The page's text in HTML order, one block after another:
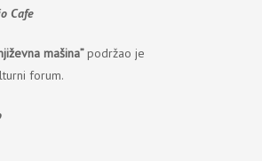
Cafe
mašina”podržao je
forum.